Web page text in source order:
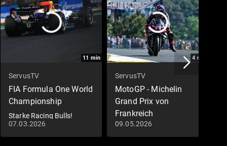
11 min
ServusTV
FIA Formula One World
Championship
Starke Racing Bulls!
07.03.2026
4 min
ServusTV
MotoGP - Michelin
Grand Prix von
Frankreich
Michelin Grand Prix von
Frankreich: Highlights
09.05.2026